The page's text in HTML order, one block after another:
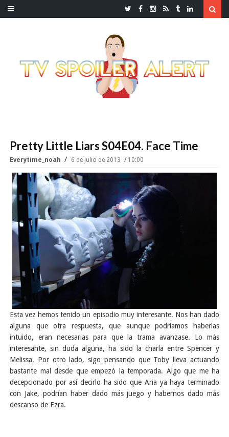
Pretty Little Liars S04E04. Face Time
Everytime_noah 6 de julio de 2013 10:00
Esta vez hemos tenido un episodio muy interesante. Nos han dado
alguna que otra respuesta, que aunque podríamos haberlas
intuido, eran necesarias para que la trama avanzase. Lo más
interesante, sin duda alguna, ha sido la charla entre Spencer y
Melissa. Por otro lado, sigo pensando que Toby lleva actuando
bastante mal desde que empezó la temporada. Algo que me ha
decepcionado por así decirlo ha sido que Aria ya haya terminado
con Jake, podrían haber dado más juego y habernos dado más
descanso de Ezra.